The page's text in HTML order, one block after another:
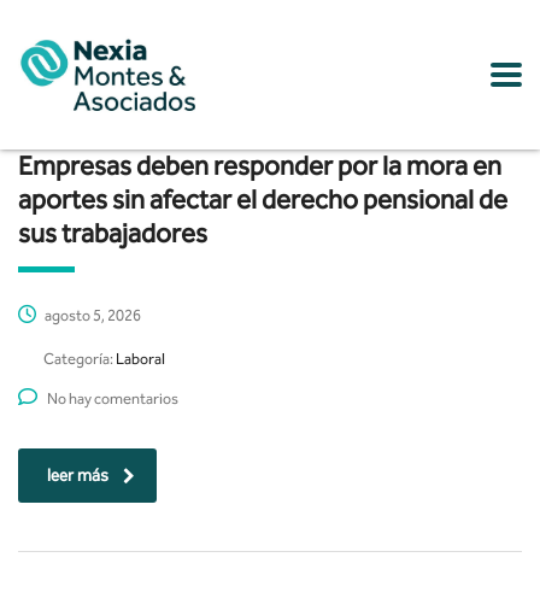
Empresas deben responder por la mora en
aportes sin afectar el derecho pensional de
sus trabajadores
agosto 5, 2026
Categoría: Laboral
No hay comentarios
leer más